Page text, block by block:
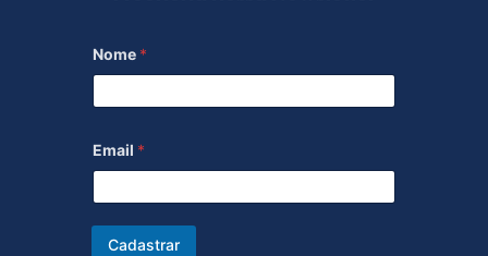
Nome *
Email *
Cadastrar